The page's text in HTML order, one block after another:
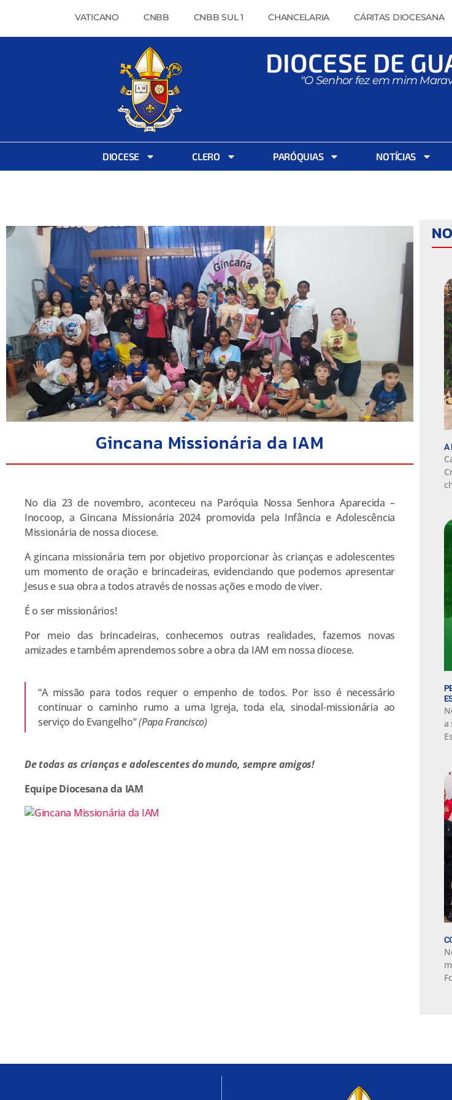
VATICANO CNBB CNBB SUL 1 CHANCELARIA CÁRITAS DIOCESANA
DIOCESE DE
"O Senhor fez em mim
DIOCESE CLERO PARÓQUIAS NOTÍCIAS
Gincana Missionária da IAM
No dia 23 de novembro, aconteceu na Paróquia Nossa Senhora Aparecida –
Inocoop, a Gincana Missionária 2024 promovida pela Infância e Adolescência
Missionária de nossa diocese.
A gincana missionária tem por objetivo proporcionar às crianças e adolescentes
um momento de oração e brincadeiras, evidenciando que podemos apresentar
Jesus e sua obra a todos através de nossas ações e modo de viver.
É o ser missionários!
Por meio das brincadeiras, conhecemos outras realidades, fazemos novas
amizades e também aprendemos sobre a obra da IAM em nossa diocese.
“A missão para todos requer o empenho de todos. Por isso é necessário
continuar o caminho rumo a uma Igreja, toda ela, sinodal-missionária ao
serviço do Evangelho”(Papa Francisco)
De todas as crianças e adolescentes do mundo, sempre amigos!
Equipe Diocesana da IAM
A
a